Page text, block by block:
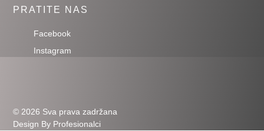
PRATITE NAS
Facebook
Instagram
© 2026 Sva prava zadržana
Design By Profesionalci